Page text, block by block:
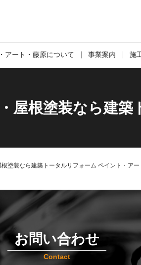
アート・藤原について 事業案内 施
屋根塗装なら建
塗装なら建築トータルリフォーム ペイント・ア
お問い合わせ
Contact